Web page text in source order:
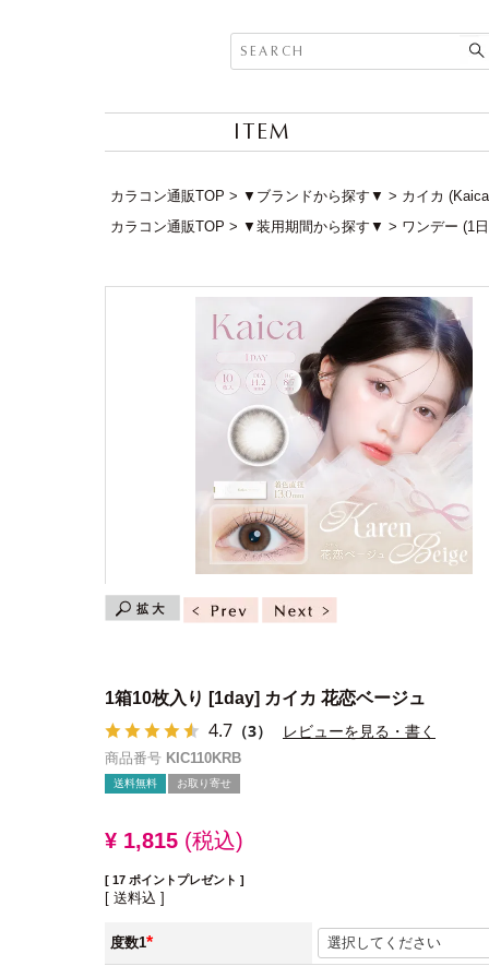
ITEM
カラコン通販TOP ▼ブランドから探す▼
カイカ
カラコン通販TOP
▼装用期間から探す▼ ワンデー (1
1箱10枚入り [1day] カイカ 花恋ベージュ
4.7 （3） レビューを見る・書く
商品番号 KIC110KRB
送料無料 お取り寄せ
¥ 1,815 税込
[ 17 ポイントプレゼント ]
送料込
度数1
(必